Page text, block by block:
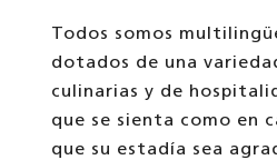
Todos somos
dotados de una
culinarias y de
que se sienta como en
que su estadía sea